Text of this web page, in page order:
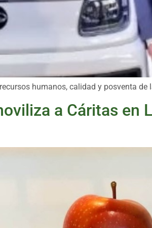
humanos, calidad y posventa
a Cáritas en